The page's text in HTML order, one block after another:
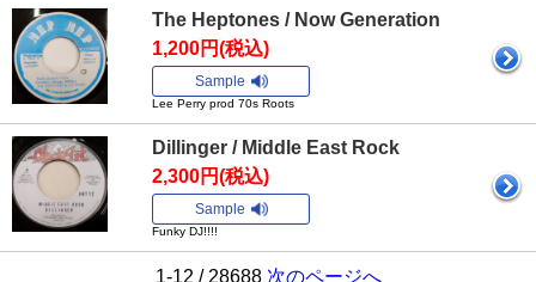
The Heptones / Now Generation
1,200円(税込)
Sample
Lee Perry prod 70s Roots
Dillinger / Middle East Rock
2,300円(税込)
Sample
Funky DJ!!!!
1-12 / 28688 次のページへ